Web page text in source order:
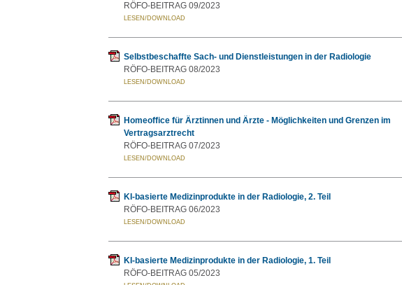
RÖFO-BEITRAG 09/2023
Selbstbeschaffte Sach- und Dienstleistungen in der Radiologie
RÖFO-BEITRAG 08/2023
Homeoffice für Ärztinnen und Ärzte - Möglichkeiten und Grenzen im
Vertragsarztrecht
RÖFO-BEITRAG 07/2023
KI-basierte Medizinprodukte in der Radiologie, 2. Teil
RÖFO-BEITRAG 06/2023
KI-basierte Medizinprodukte in der Radiologie, 1. Teil
RÖFO-BEITRAG 05/2023